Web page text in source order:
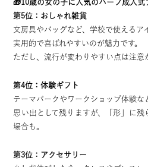
🎁10歳の女の子に人気のハーフ成人式
第5位：おしゃれ雑貨
文房具やバッグなど、学校で使えるア
実用的で喜ばれやすいのが魅力です。
ただし、流行が変わりやすい点は注意
第4位：体験ギフト
テーマパークやワークショップ体験な
思い出として残りますが、「形」に
場合も。
第3位：アクセサリー